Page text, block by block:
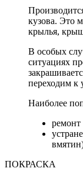
кузова. Это
крылья,
В особых
ситуациях
переходим к
Наиболее
ПОКРАСКА